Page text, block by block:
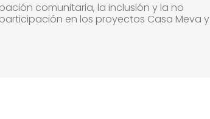
comunitaria, la inclusión y la no
en los proyectos Casa Meva y